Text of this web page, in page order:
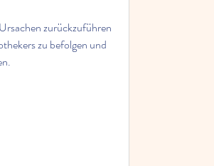
zurückzuführen
zu befolgen und